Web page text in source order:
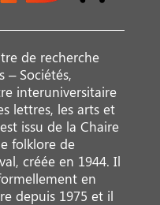
de recherche
– Sociétés,
interuniversitaire
lettres, les arts et
issu de la Chaire
folklore de
créée en 1944. Il
en
depuis 1975 et il